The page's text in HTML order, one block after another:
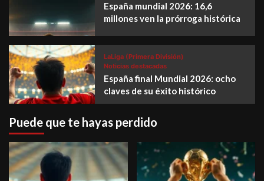
España mundial 2026: 16,6
millones ven la prórroga histórica
LaLiga (Primera División)
Noticias destacadas
España final Mundial 2026: ocho
claves de su éxito histórico
Puede que te hayas perdido